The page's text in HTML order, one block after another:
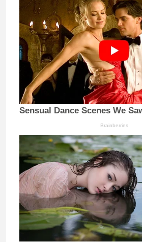
Sensual Dance Scenes We
Brainberries